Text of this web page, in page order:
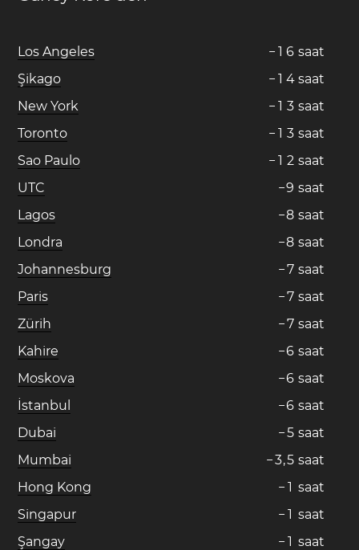
Los Angeles − 1 6 saat
Şikago
− 1 4 saat
New York
− 1 3 saat
Toronto
− 1 3 saat
Sao Paulo
− 1 2 saat
UTC
−9 saat
Lagos
−8 saat
Londra
−8 saat
Johannesburg
−7 saat
Paris
−7 saat
Zürih
−7 saat
Kahire
−6 saat
Moskova
−6 saat
İstanbul
−6 saat
Dubai
−5 saat
Mumbai
−3,5 saat
Hong Kong
− 1 saat
Singapur
− 1 saat
Şangay
− 1 saat